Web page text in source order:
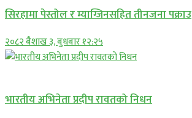
सिरहामा पेस्तोल र म्याग्जिनसहित तीनजना पक्राउ
२०८२ बैशाख ३, बुधबार १२:२५
भारतीय अभिनेता प्रदीप रावतको निधन